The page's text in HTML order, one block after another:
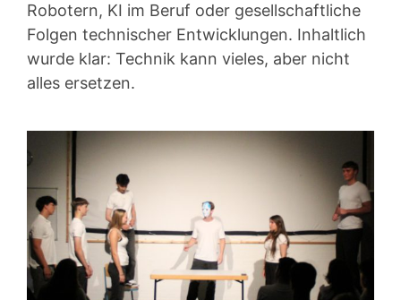
Robotern, KI im Beruf oder gesellschaftliche
Folgen technischer Entwicklungen. Inhaltlich
wurde klar: Technik kann vieles, aber nicht
alles ersetzen.